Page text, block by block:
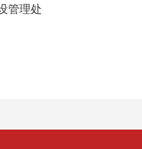
管理处